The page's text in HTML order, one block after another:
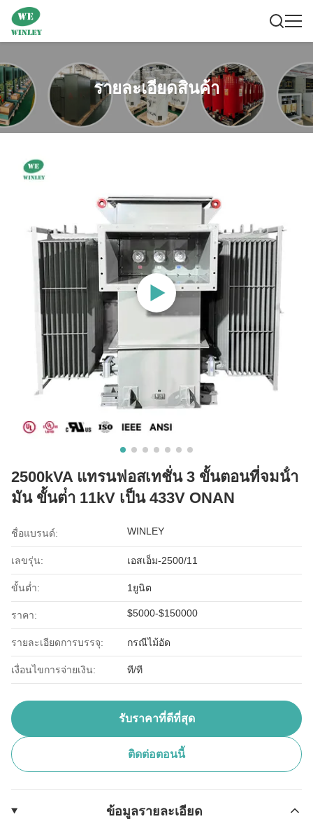
รายละเอียดสินค้า
2500kVA แทรนฟอสเทชั่น 3 ขั้นตอนที่จมน้ํา
มัน ขั้นต่ํา 11kV เป็น 433V ONAN
ชื่อแบรนด์: WINLEY
เลขรุ่น: เอสเอ็ม-2500/11
ขั้นต่ำ: 1ยูนิต
ราคา: $5000-$150000
รายละเอียดการบรรจุ: กรณีไม้อัด
เงื่อนไขการจ่ายเงิน: ที/ที
รับราคาที่ดีที่สุด
ติดต่อตอนนี้
ข้อมูลรายละเอียด